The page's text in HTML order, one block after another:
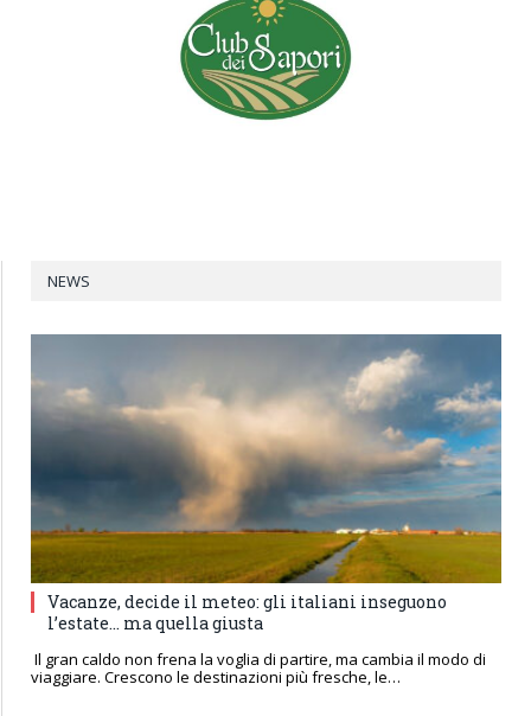
NEWS
Vacanze, decide il meteo: gli italiani inseguono
l’estate… ma quella giusta
Il gran caldo non frena la voglia di partire, ma cambia il modo di
viaggiare. Crescono le destinazioni più fresche, le…